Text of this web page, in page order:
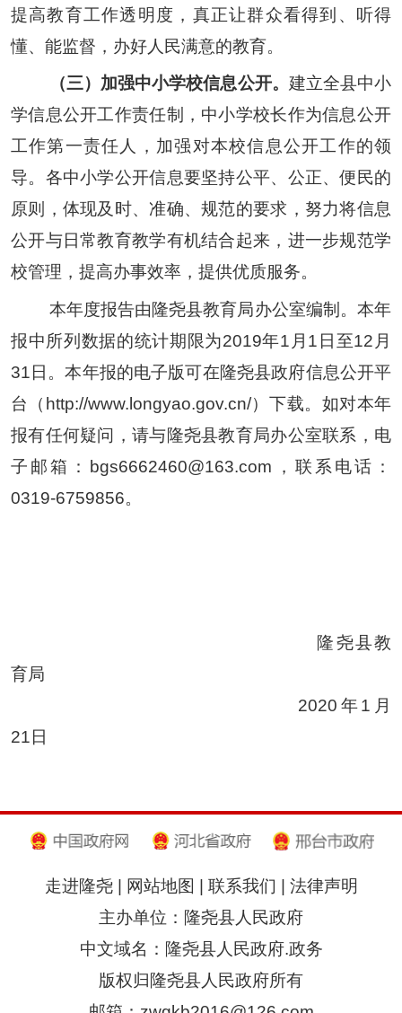
提高教育工作透明度，真正让群众看得到、听得
懂、能监督，办好人民满意的教育。
（三）加强中小学校信息公开。 建立全县中小
学信息公开工作责任制
， 中小学校长作为信息公开
工作第一责任人，加强对本校信息公开工作的领
导。 各中小学公开信息要坚持公平、公正、便民的
原则，体现及时、准确、规范的要求，努力将信息
公开与日常教育教学有机结合起来，进一步规范学
校管理，提高办事效率，提供优质服务。
本年度报告由隆尧县教育局办公室编制。本年
报中所列数据的统计期限为2019年1月1日至12月
31日。本年报的电子版可在隆尧县政府信息公开平
台（http://www.longyao.gov.cn/）下载。如对本年
报有任何疑问，请与隆尧县教育局办公室联系，电
子邮箱：
bgs6662460@163.com，联系电话：
0319-6759856。
隆尧县教
育局
2020 年1月
21 日
走进隆尧| 网站地图 | 联系我们 | 法律声明
主办单位：隆尧县人民政府
中文域名：隆尧县人民政府.政务
版权归隆尧县人民政府所有